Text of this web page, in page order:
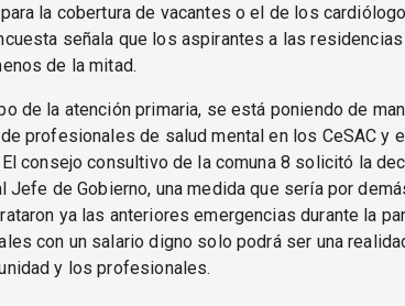
la cobertura de vacantes o el de los
señala que los aspirantes a las
de la mitad.
de la atención primaria, se está poniendo de
profesionales de salud mental en los CeSAC y
El consejo consultivo de la comuna 8 solicitó la
Jefe de Gobierno, una medida que sería por
ya las anteriores emergencias durante la
con un salario digno solo podrá ser una
y los profesionales.